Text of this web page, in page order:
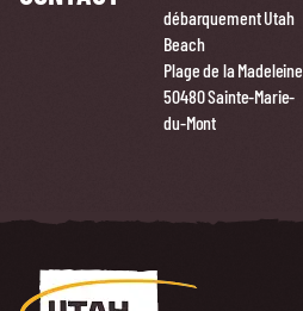
débarquement Utah
Beach
Plage de la Madeleine
50480 Sainte-Marie-
du-Mont